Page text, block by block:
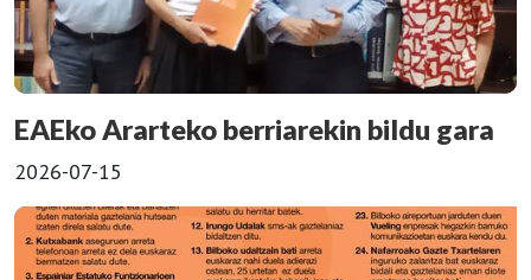
EAEko Ararteko berriarekin bildu gara
2026-07-15